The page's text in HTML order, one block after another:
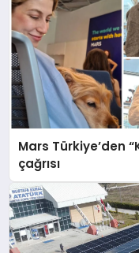
Mars Türkiye’den
çağrısı